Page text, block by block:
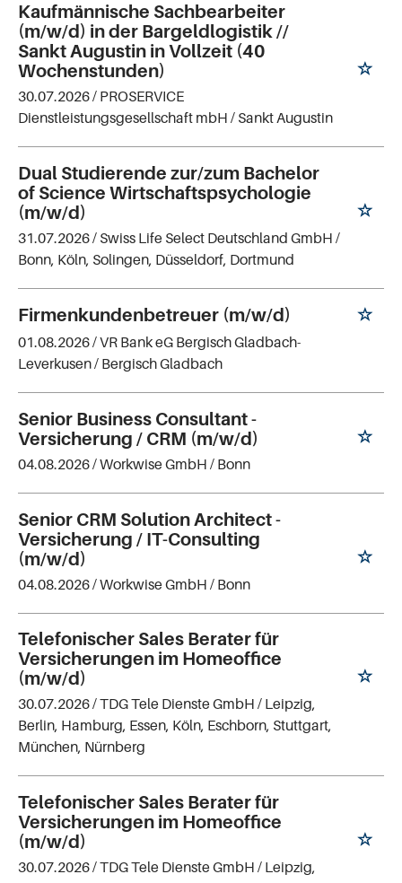
Kaufmännische Sachbearbeiter
(m/w/d) in der Bargeldlogistik //
Sankt Augustin in Vollzeit (40
Wochenstunden)
30.07.2026 / PROSERVICE
Dienstleistungsgesellschaft mbH / Sankt Augustin
Dual Studierende zur/zum Bachelor
of Science Wirtschaftspsychologie
(m/w/d)
31.07.2026 / Swiss Life Select Deutschland GmbH /
Bonn, Köln, Solingen, Düsseldorf, Dortmund
Firmenkundenbetreuer (m/w/d)
01.08.2026 /VR Bank eG Bergisch Gladbach-
Leverkusen/ Bergisch Gladbach
Senior Business Consultant -
Versicherung / CRM (m/w/d)
04.08.2026 /Workwise GmbH / Bonn
Senior CRM Solution Architect -
Versicherung / IT-Consulting
(m/w/d)
04.08.2026 /Workwise GmbH / Bonn
Telefonischer Sales Berater für
Versicherungen im Homeoffice
(m/w/d)
30.07.2026 /TDG Tele Dienste GmbH / Leipzig,
Berlin, Hamburg, Essen, Köln, Eschborn, Stuttgart,
München, Nürnberg
Telefonischer Sales Berater für
Versicherungen im Homeoffice
(m/w/d)
30.07.2026 /TDG Tele Dienste GmbH / Leipzig,